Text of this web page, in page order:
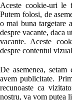
Aceste cookie-uri le
Putem folosi, de
o mai buna targetare
despre vacante, daca
vacante. Aceste
despre contentul
De asemenea,
avem publicitate.
recunoaste ca
nostru, va vom putea